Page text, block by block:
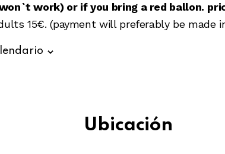
work) or if you bring a red ballon.
15€. (payment will preferably be made
Ubicación